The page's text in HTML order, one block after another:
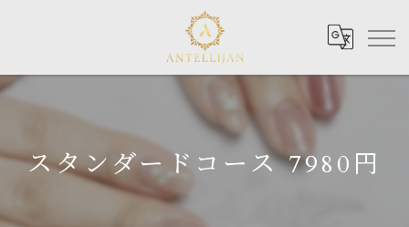
スタンダードコース 7980円